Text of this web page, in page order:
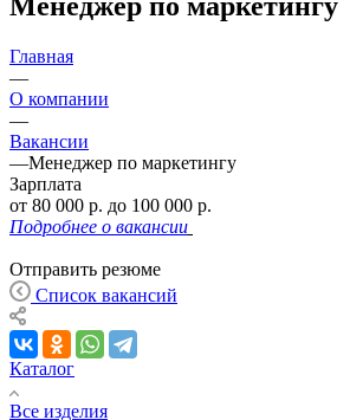
Главная
—
О компании
—
Вакансии
—Менеджер по маркетингу
Зарплата
от 80 000 р. до 100 000 р.
Подробнее о вакансии
Отправить резюме
Список вакансий
Каталог
Все изделия